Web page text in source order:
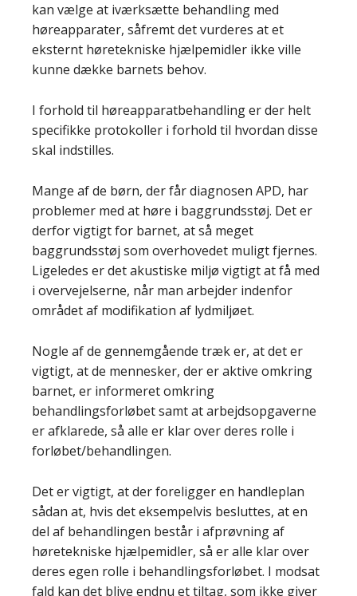
kan vælge at iværksætte behandling med
høreapparater, såfremt det vurderes at et
eksternt høretekniske hjælpemidler ikke ville
kunne dække barnets behov.
I forhold til høreapparatbehandling er der helt
specifikke protokoller i forhold til hvordan disse
skal indstilles.
Mange af de børn, der får diagnosen APD, har
problemer med at høre i baggrundsstøj. Det er
derfor vigtigt for barnet, at så meget
baggrundsstøj som overhovedet muligt fjernes.
Ligeledes er det akustiske miljø vigtigt at få med
i overvejelserne, når man arbejder indenfor
området af modifikation af lydmiljøet.
Nogle af de gennemgående træk er, at det er
vigtigt, at de mennesker, der er aktive omkring
barnet, er informeret omkring
behandlingsforløbet samt at arbejdsopgaverne
er afklarede, så alle er klar over deres rolle i
forløbet/behandlingen.
Det er vigtigt, at der foreligger en handleplan
sådan at, hvis det eksempelvis besluttes, at en
del af behandlingen består i afprøvning af
høretekniske hjælpemidler, så er alle klar over
deres egen rolle i behandlingsforløbet. I modsat
fald kan det blive endnu et tiltag, som ikke giver